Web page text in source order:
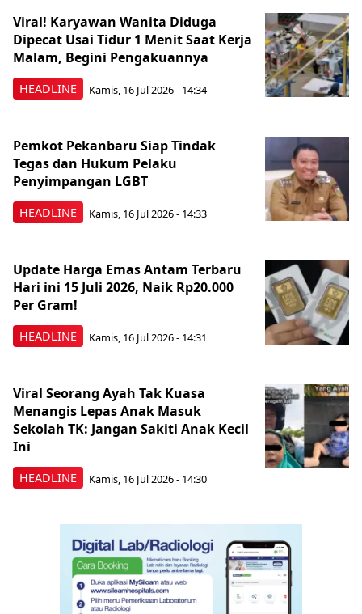
HEADLINE
Viral! Karyawan Wanita Diduga
Dipecat Usai Tidur 1 Menit Saat Kerja
Malam, Begini Pengakuannya
Kamis, 16 Jul 2026 - 14:34
HEADLINE
Pemkot Pekanbaru Siap Tindak
Tegas dan Hukum Pelaku
Penyimpangan LGBT
Kamis, 16 Jul 2026 - 14:33
HEADLINE
Update Harga Emas Antam Terbaru
Hari ini 15 Juli 2026, Naik Rp20.000
Per Gram!
Kamis, 16 Jul 2026 - 14:31
HEADLINE
Viral Seorang Ayah Tak Kuasa
Menangis Lepas Anak Masuk
Sekolah TK: Jangan Sakiti Anak Kecil
Ini
Kamis, 16 Jul 2026 - 14:30